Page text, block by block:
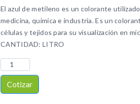
El azul de metileno es un colorante
medicina, química e industria. Es un
células y tejidos para su visualización en
CANTIDAD: LITRO
Cotizar